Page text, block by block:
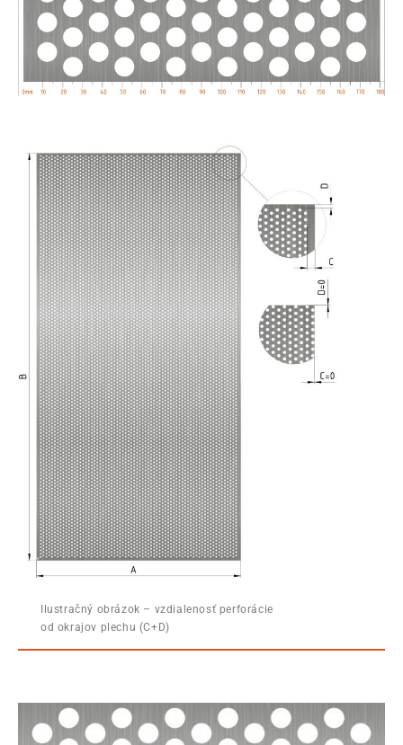
Ilustračný obrázok – vzdialenosť perforácie
od okrajov plechu (C+D)